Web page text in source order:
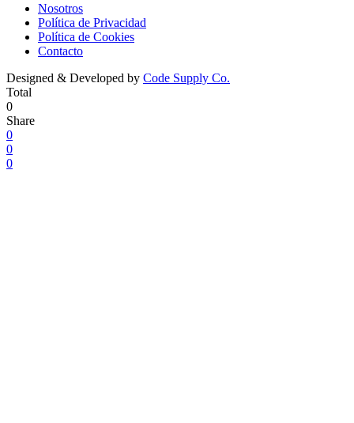
Nosotros
Política de Privacidad
Política de Cookies
Contacto
Designed & Developed by Code Supply Co.
Total
0
Share
0
0
0